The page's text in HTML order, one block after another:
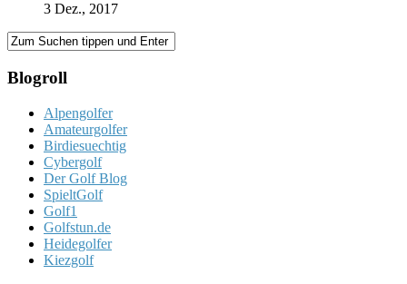
3 Dez., 2017
Blogroll
Alpengolfer
Amateurgolfer
Birdiesuechtig
Cybergolf
Der Golf Blog
SpieltGolf
Golf1
Golfstun.de
Heidegolfer
Kiezgolf